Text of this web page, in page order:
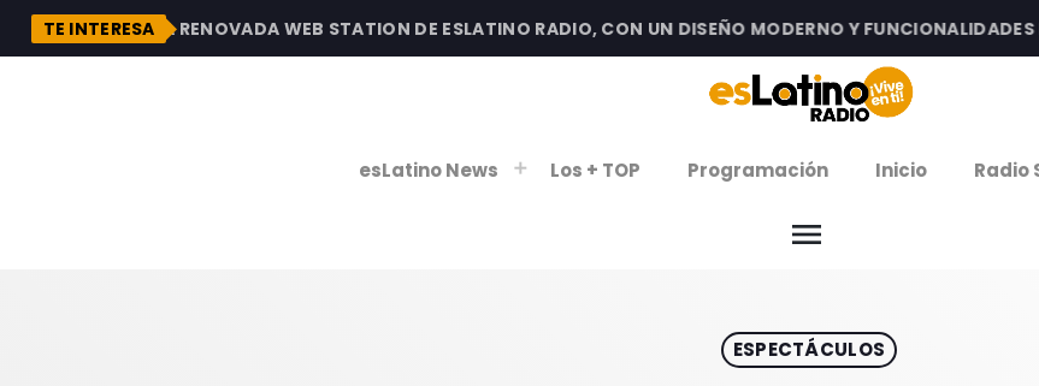
TE INTERESA
DESCUBRE LA RENOVADA WEB STATION DE ESLATINO RADIO, CON UN DISEÑO MODERNO Y FUNCIONALIDADES
esLatino News Los + TOP Programación Inicio Radio
menu
VIERNES DE ESTRENOS ESPECTÁCULOS